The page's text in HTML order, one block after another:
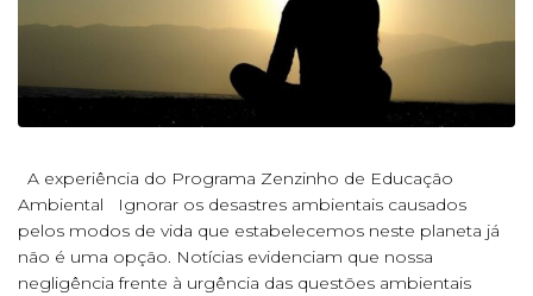
A experiência do Programa Zenzinho de Educação
Ambiental Ignorar os desastres ambientais causados
pelos modos de vida que estabelecemos neste planeta já
não é uma opção. Notícias evidenciam que nossa
negligência frente à urgência das questões ambientais